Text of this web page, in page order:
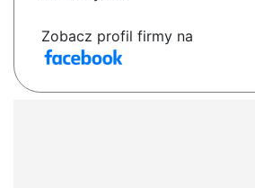
Zobacz profil firmy na